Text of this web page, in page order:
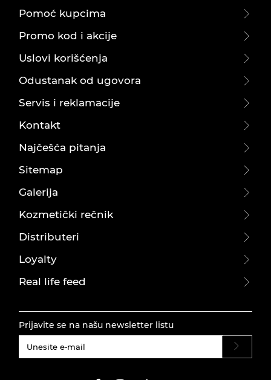
Pomoć kupcima
Promo kod i akcije
Uslovi korišćenja
Odustanak od ugovora
Servis i reklamacije
Kontakt
Najčešća pitanja
Sitemap
Galerija
Kozmetički rečnik
Distributeri
Loyalty
Real life feed
Prijavite se na našu newsletter listu